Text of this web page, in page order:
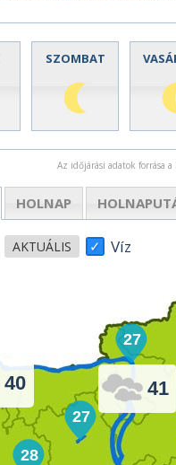
SZOMBAT
Az időjárási adatok forrása
HOLNAP
40 41
27
28
27
Víz
AKTUÁLIS